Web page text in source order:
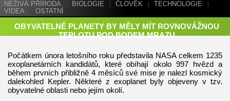
NEŽIVÁ PŘÍRODA BIOLOGIE ČLOVĚK TECHNOLOGIE
VIDEA
OSTATNÍ
OBYVATELNÉ PLANETY BY MĚLY MÍT ROVNOVÁŽNOU
TEPLOTU POD BODEM MRAZU
Počátkem února letošního roku představila NASA celkem 1235
exoplanetárních kandidátů, které obíhají okolo 997 hvězd a
během prvních přibližně 4 měsíců své mise je nalezl kosmický
dalekohled Kepler. Některé z exoplanet byly objeveny v tzv.
obyvatelné oblasti nebo jejím okolí.